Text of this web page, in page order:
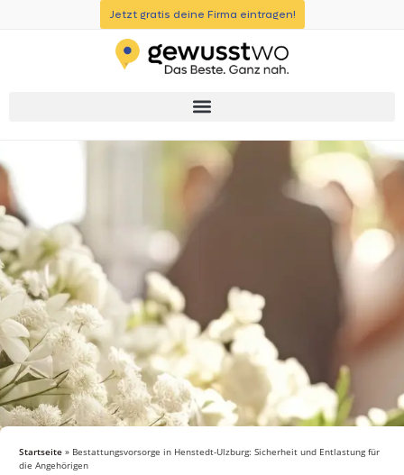
Jetzt gratis deine Firma eintragen!
Startseite » Bestattungsvorsorge in Henstedt-Ulzburg: Sicherheit und Entlastung für
die Angehörigen